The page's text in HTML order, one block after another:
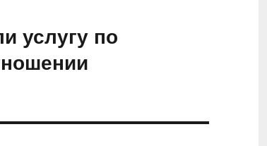
услугу по